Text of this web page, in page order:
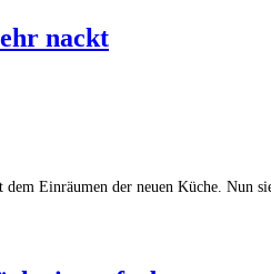
nackt
Einräumen der neuen Küche. Nun